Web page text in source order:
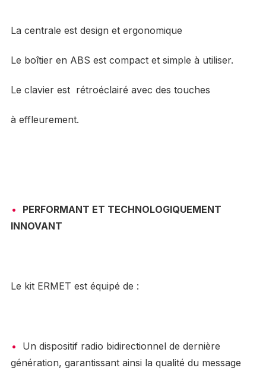
La centrale est design et ergonomique
Le boîtier en ABS est compact et simple à utiliser.
Le clavier est rétroéclairé avec des touches
à effleurement.
PERFORMANT ET TECHNOLOGIQUEMENT
INNOVANT
Le kit ERMET est équipé de :
Un dispositif radio bidirectionnel de dernière
génération, garantissant ainsi la qualité du message